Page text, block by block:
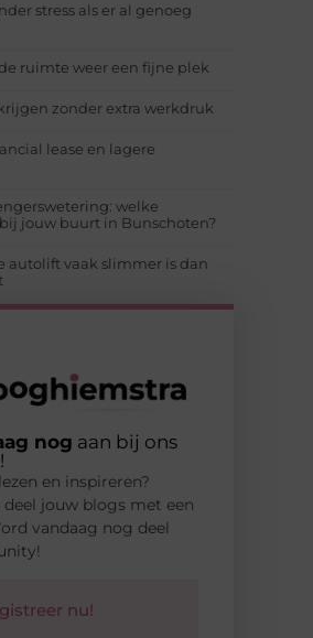
stress als er al genoeg
ruimte weer een fijne plek
zonder extra werkdruk
lease en lagere
welke
jouw buurt in Bunschoten?
autolift vaak slimmer is dan
nog aan bij ons
en inspireren?
deel jouw blogs met een
vandaag nog deel
nu!